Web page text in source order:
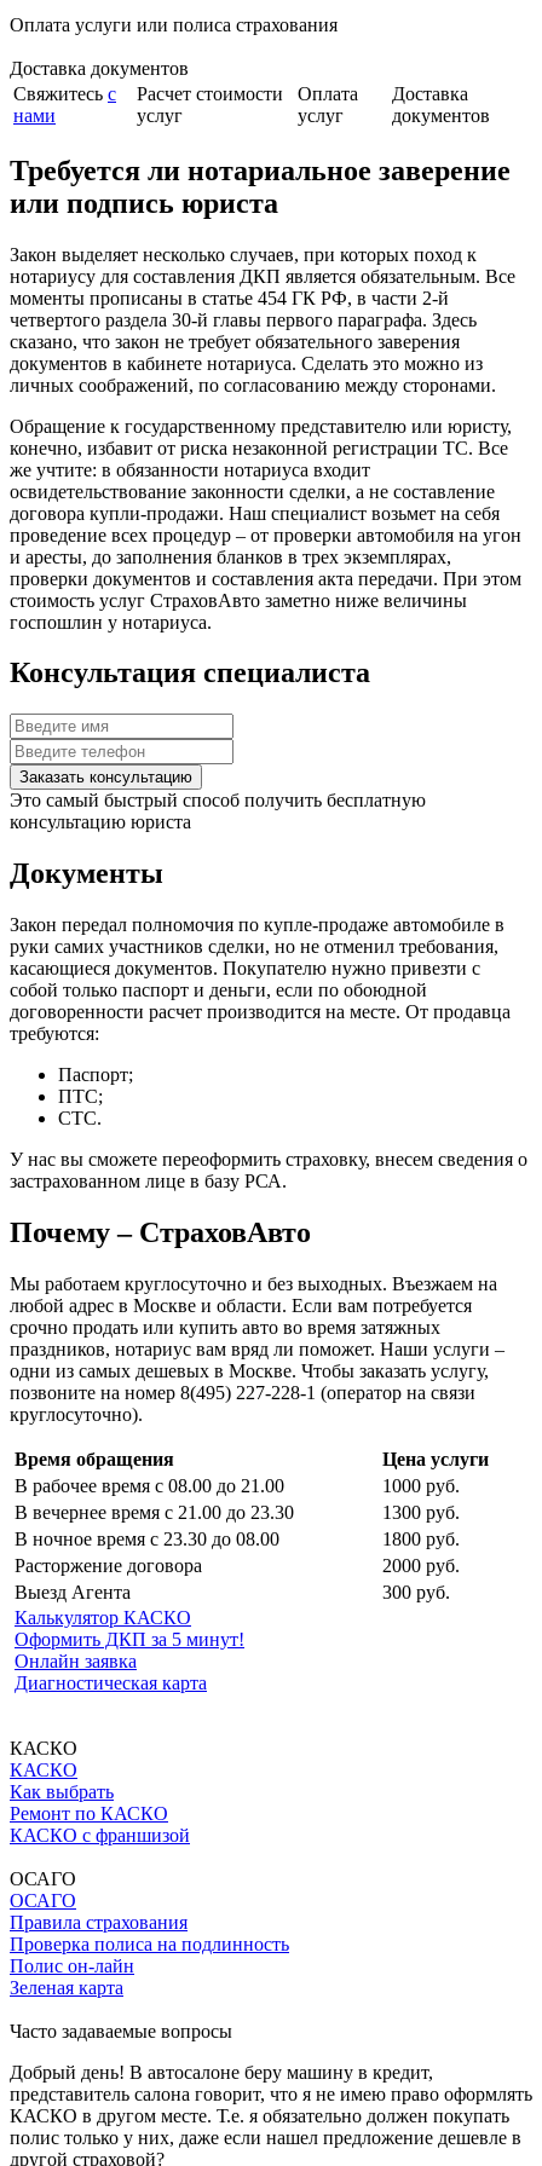
Оплата услуги или полиса страхования
Доставка документов
Свяжитесь с
нами
Расчет стоимости
услуг
Оплата
услуг
Доставка
документов
Требуется ли нотариальное заверение
или подпись юриста
Закон выделяет несколько случаев, при которых поход к
нотариусу для составления ДКП является обязательным. Все
моменты прописаны в статье 454 ГК РФ, в части 2-й
четвертого раздела 30-й главы первого параграфа. Здесь
сказано, что закон не требует обязательного заверения
документов в кабинете нотариуса. Сделать это можно из
личных соображений, по согласованию между сторонами.
Обращение к государственному представителю или юристу,
конечно, избавит от риска незаконной регистрации ТС. Все
же учтите: в обязанности нотариуса входит
освидетельствование законности сделки, а не составление
договора купли-продажи. Наш специалист возьмет на себя
проведение всех процедур – от проверки автомобиля на угон
и аресты, до заполнения бланков в трех экземплярах,
проверки документов и составления акта передачи. При этом
стоимость услуг СтраховАвто заметно ниже величины
госпошлин у нотариуса.
Консультация специалиста
Заказать консультацию
Это самый быстрый способ получить бесплатную
консультацию юриста
Документы
Закон передал полномочия по купле-продаже автомобиле в
руки самих участников сделки, но не отменил требования,
касающиеся документов. Покупателю нужно привезти с
собой только паспорт и деньги, если по обоюдной
договоренности расчет производится на месте. От продавца
требуются:
Паспорт;
ПТС;
СТС.
У нас вы сможете переоформить страховку, внесем сведения о
застрахованном лице в базу РСА.
Почему – СтраховАвто
Мы работаем круглосуточно и без выходных. Въезжаем на
любой адрес в Москве и области. Если вам потребуется
срочно продать или купить авто во время затяжных
праздников, нотариус вам вряд ли поможет. Наши услуги –
одни из самых дешевых в Москве. Чтобы заказать услугу,
позвоните на номер 8(495) 227-228-1 (оператор на связи
круглосуточно).
Время обращения
Цена услуги
В рабочее время с 08.00 до 21.00
1000 руб.
В вечернее время с 21.00 до 23.30
1300 руб.
В ночное время с 23.30 до 08.00
1800 руб.
Расторжение договора
2000 руб.
Выезд Агента
300 руб.
Калькулятор КАСКО
Оформить ДКП за 5 минут!
Онлайн заявка
Диагностическая карта
КАСКО
КАСКО
Как выбрать
Ремонт по КАСКО
КАСКО с франшизой
ОСАГО
ОСАГО
Правила страхования
Проверка полиса на подлинность
Полис он-лайн
Зеленая карта
Часто задаваемые вопросы
Добрый день! В автосалоне беру машину в кредит,
представитель салона говорит, что я не имею право оформлять
КАСКО в другом месте. Т.е. я обязательно должен покупать
полис только у них, даже если нашел предложение дешевле в
другой страховой?